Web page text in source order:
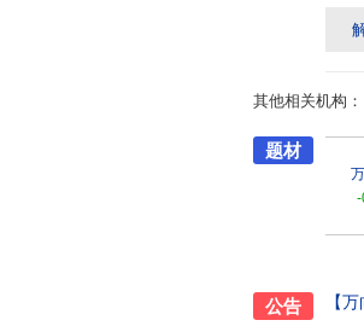
的
潮”
更
其他相关机构：
题材
-
公告 【